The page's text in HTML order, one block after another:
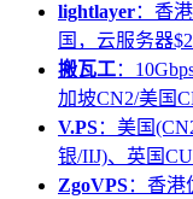
lightlayer：香
国，云服务器
搬瓦工：
加坡CN2/美国
V.PS：美国
银/IIJ)、英国
ZgoVPS：香